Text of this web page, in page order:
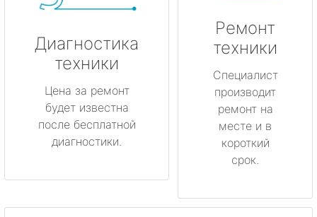
Диагностика
техники
Цена за ремонт
будет известна
после бесплатной
диагностики.
Ремонт
техники
Специалист
производит
ремонт на
месте и в
короткий
срок.